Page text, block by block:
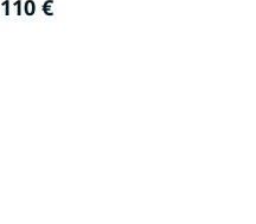
110 €